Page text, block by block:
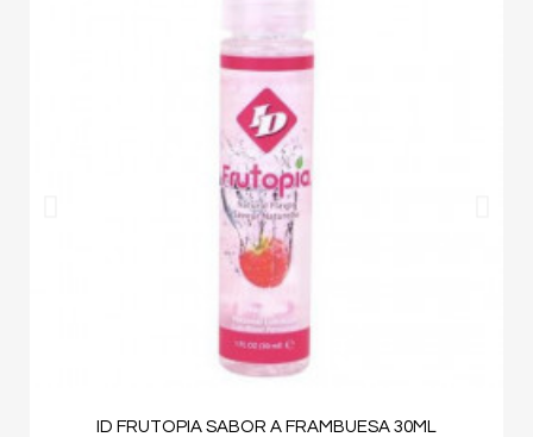
ID FRUTOPIA SABOR A FRAMBUESA 30ML